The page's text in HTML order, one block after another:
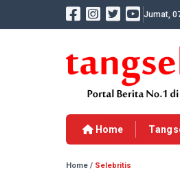
Jumat,
Home
Home / Selebritis